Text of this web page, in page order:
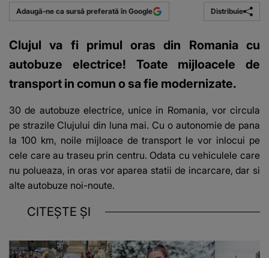
Adaugă-ne ca sursă preferată în Google Distribuie
Clujul va fi primul oras din Romania cu
autobuze electrice! Toate mijloacele de
transport in comun o sa fie modernizate.
30 de autobuze electrice, unice in Romania, vor circula
pe strazile Clujului din luna mai. Cu o autonomie de pana
la 100 km, noile mijloace de transport le vor inlocui pe
cele care au traseu prin centru. Odata cu vehiculele care
nu polueaza, in oras vor aparea statii de incarcare, dar si
alte autobuze noi-noute.
CITEȘTE ȘI